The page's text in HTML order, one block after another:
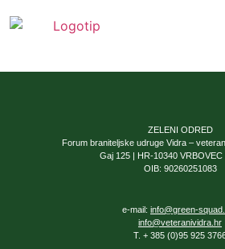
ZELENI ODRED
Forum braniteljske udruge Vidra –
Gaj 125 | HR-10340
OIB: 90260251083
e-mail: info@green-
info@veteranividra.hr
T. + 385 (0)95 925